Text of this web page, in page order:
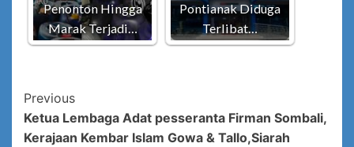
Penonton Hingga
Marak Terjadi…
Pontianak Diduga
Terlibat…
Post
Navigation
Previous
Ketua Lembaga Adat pesseranta Firman Sombali,
Kerajaan Kembar Islam Gowa & Tallo,Siarah